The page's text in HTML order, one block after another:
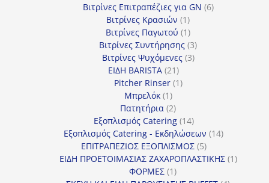
προϊόν
Βιτρίνες Επιτραπέζιες για GN 66
Βιτρίνες Κρασιών 11
προϊόν
Βιτρίνες Παγωτού 11
προϊόν
Βιτρίνες Συντήρησης 33
προϊόντα
Βιτρίνες Ψυχόμενες 33
ΕΙΔΗ BARISTA 2121
προϊόντα
Pitcher Rinser 11
Μπρελόκ 11
προϊόν
Πατητήρια 22
προϊόντα
Εξοπλισμός Catering 1414
προϊόντα
Εξοπλισμός Catering - Εκδηλώσεων 1414
ΕΠΙΤΡΑΠΕΖΙΟΣ ΕΞΟΠΛΙΣΜΟΣ 55
προϊόντα
ΕΙΔΗ ΠΡΟΕΤΟΙΜΑΣΙΑΣ ΖΑΧΑΡΟΠΛΑΣΤΙΚΗΣ 11
ΦΟΡΜΕΣ 11